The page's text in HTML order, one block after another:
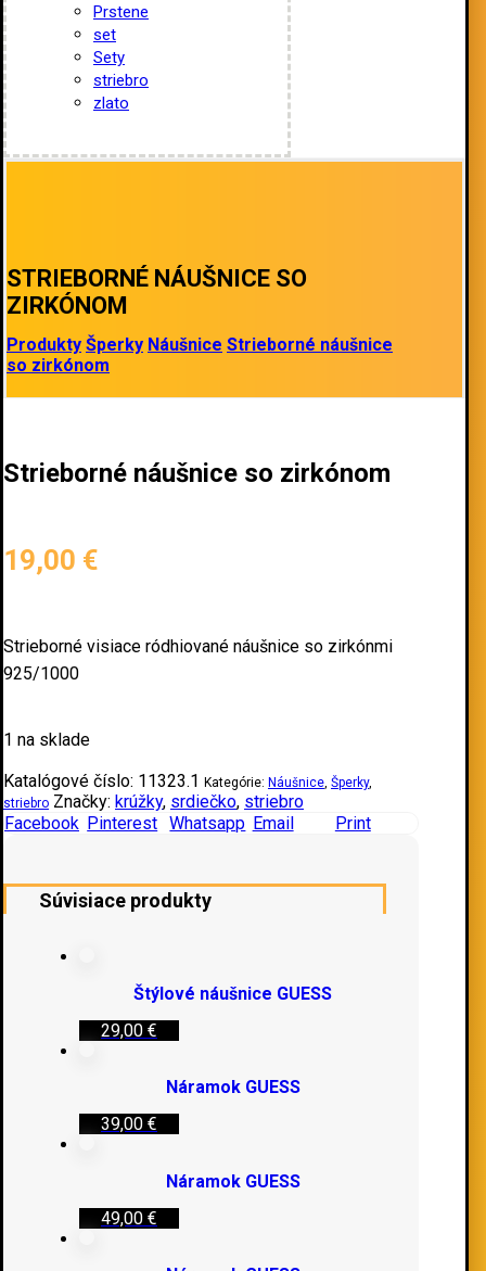
Prstene
set
Sety
striebro
zlato
STRIEBORNÉ NÁUŠNICE SO
ZIRKÓNOM
Produkty Šperky Náušnice Strieborné náušnice
so zirkónom
Strieborné náušnice so zirkónom
19,00 €
Strieborné visiace ródhiované náušnice so zirkónmi
925/1000
1 na sklade
Katalógové číslo: 11323.1 Kategórie: Náušnice, Šperky,
striebro Značky: krúžky, srdiečko, striebro
Facebook Pinterest Whatsapp Email Print
Súvisiace produkty
Štýlové náušnice GUESS
29,00 €
Náramok GUESS
39,00 €
Náramok GUESS
49,00 €